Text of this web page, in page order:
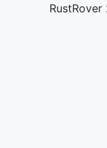
RustRover